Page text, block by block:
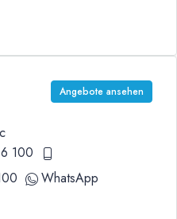
Angebote ansehen
100
WhatsApp